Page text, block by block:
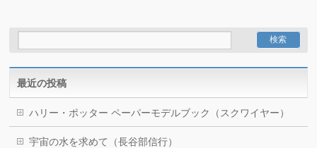
最近の投稿
ハリー・ポッター ペーパーモデルブック（スクワイヤー）
宇宙の水を求めて（長谷部信行）